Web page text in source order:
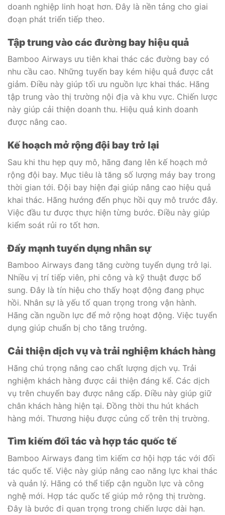
doanh nghiệp linh hoạt hơn. Đây là nền tảng cho giai
đoạn phát triển tiếp theo.
Tập trung vào các đường bay hiệu quả
Bamboo Airways ưu tiên khai thác các đường bay có
nhu cầu cao. Những tuyến bay kém hiệu quả được cắt
giảm. Điều này giúp tối ưu nguồn lực khai thác. Hãng
tập trung vào thị trường nội địa và khu vực. Chiến lược
này giúp cải thiện doanh thu. Hiệu quả kinh doanh
được nâng cao.
Kế hoạch mở rộng đội bay trở lại
Sau khi thu hẹp quy mô, hãng đang lên kế hoạch mở
rộng đội bay. Mục tiêu là tăng số lượng máy bay trong
thời gian tới. Đội bay hiện đại giúp nâng cao hiệu quả
khai thác. Hãng hướng đến phục hồi quy mô trước đây.
Việc đầu tư được thực hiện từng bước. Điều này giúp
kiểm soát rủi ro tốt hơn.
Đẩy mạnh tuyển dụng nhân sự
Bamboo Airways đang tăng cường tuyển dụng trở lại.
Nhiều vị trí tiếp viên, phi công và kỹ thuật được bổ
sung. Đây là tín hiệu cho thấy hoạt động đang phục
hồi. Nhân sự là yếu tố quan trọng trong vận hành.
Hãng cần nguồn lực để mở rộng hoạt động. Việc tuyển
dụng giúp chuẩn bị cho tăng trưởng.
Cải thiện dịch vụ và trải nghiệm khách hàng
Hãng chú trọng nâng cao chất lượng dịch vụ. Trải
nghiệm khách hàng được cải thiện đáng kể. Các dịch
vụ trên chuyến bay được nâng cấp. Điều này giúp giữ
chân khách hàng hiện tại. Đồng thời thu hút khách
hàng mới. Thương hiệu được củng cố trên thị trường.
Tìm kiếm đối tác và hợp tác quốc tế
Bamboo Airways đang tìm kiếm cơ hội hợp tác với đối
tác quốc tế. Việc này giúp nâng cao năng lực khai thác
và quản lý. Hãng có thể tiếp cận nguồn lực và công
nghệ mới. Hợp tác quốc tế giúp mở rộng thị trường.
Đây là bước đi quan trọng trong chiến lược dài hạn.